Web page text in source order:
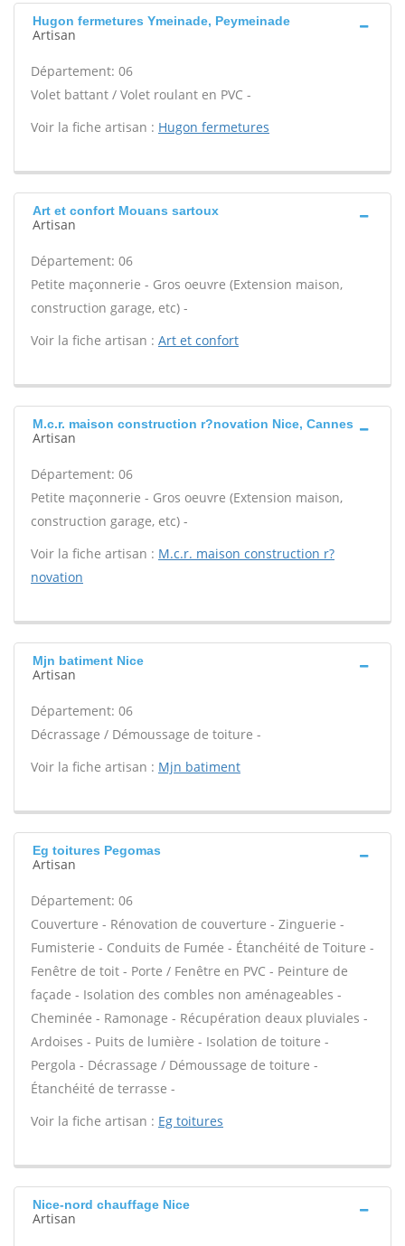
Hugon fermetures Ymeinade, Peymeinade
Artisan
Département: 06
Volet battant / Volet roulant en PVC -
Voir la fiche artisan : Hugon fermetures
Art et confort Mouans sartoux
Artisan
Département: 06
Petite maçonnerie - Gros oeuvre (Extension maison,
construction garage, etc) -
Voir la fiche artisan : Art et confort
M.c.r. maison construction r?novation Nice, Cannes
Artisan
Département: 06
Petite maçonnerie - Gros oeuvre (Extension maison,
construction garage, etc) -
Voir la fiche artisan : M.c.r. maison construction r?
novation
Mjn batiment Nice
Artisan
Département: 06
Décrassage / Démoussage de toiture -
Voir la fiche artisan : Mjn batiment
Eg toitures Pegomas
Artisan
Département: 06
Couverture - Rénovation de couverture - Zinguerie -
Fumisterie - Conduits de Fumée - Étanchéité de Toiture -
Fenêtre de toit - Porte / Fenêtre en PVC - Peinture de
façade - Isolation des combles non aménageables -
Cheminée - Ramonage - Récupération deaux pluviales -
Ardoises - Puits de lumière - Isolation de toiture -
Pergola - Décrassage / Démoussage de toiture -
Étanchéité de terrasse -
Voir la fiche artisan : Eg toitures
Nice-nord chauffage Nice
Artisan